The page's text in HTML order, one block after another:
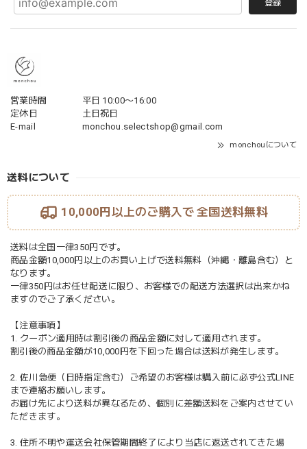
登録
営業時間
平日 10:00〜16:00
定休日
土日祝日
E-mail
monchou.selectshop@gmail.com
monchouについて
送料について
10,000円以上のご購入で 全国送料無料
送料は全国一律350円です。
商品金額10,000円以上のお買い上げで送料無料（沖縄・離島含む）と
なります。
一律350円はお任せ配送に限り、お客様での配送方法選択は出来かね
ますのでご了承ください。
【注意事項】
1. クーポン適用時は割引後の商品金額に対して適用されます。
割引後の商品金額が10,000円を下回った場合は送料が発生します。
2. 佐川急便（日時指定含む）ご希望のお客様は購入前に必ず公式LINE
まで連絡お願いします。
お届け先により送料が異なるため、個別に差額送料をご案内させてい
ただきます。
3. 住所不明や運送会社保管期間終了により当店に返送されてきた場